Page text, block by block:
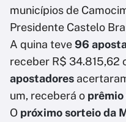
municípios de
Presidente Castelo
A quina teve96
receber R$ 34.815,62
apostadores
um, receberá o prêmio
O próximo sorteio da